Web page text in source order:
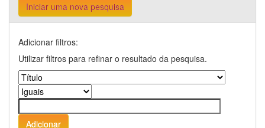
Iniciar uma nova pesquisa
Adicionar filtros:
Utilizar filtros para refinar o resultado da pesquisa.